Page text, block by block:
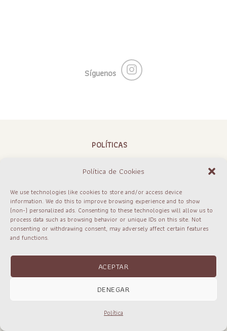
Política de Cookies
We use technologies like cookies to store and/or access device
information. We do this to improve browsing experience and to show
(non-) personalized ads. Consenting to these technologies will allow us to
process data such as browsing behavior or unique IDs on this site. Not
consenting or withdrawing consent, may adversely affect certain features
and functions.
ACEPTAR
DENEGAR
Política
Síguenos
POLÍTICAS
CONTACTO
FAQ Y ENVÍOS